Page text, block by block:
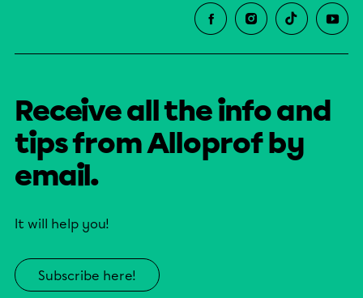
Receive all the info and
tips from Alloprof by
email.
It will help you!
Subscribe here!